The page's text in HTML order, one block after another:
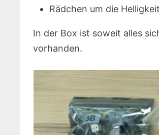
Rädchen um die
In der Box ist soweit alles
vorhanden.